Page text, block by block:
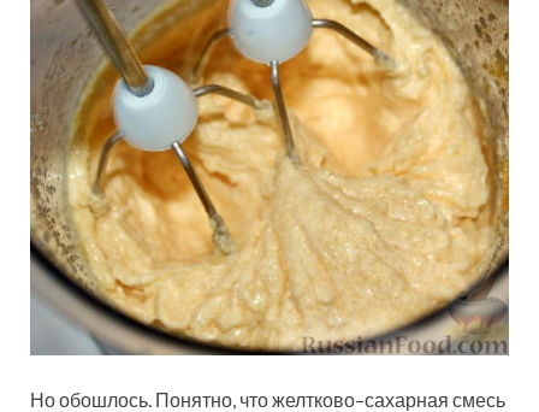
Но обошлось. Понятно, что желтково–сахарная смесь